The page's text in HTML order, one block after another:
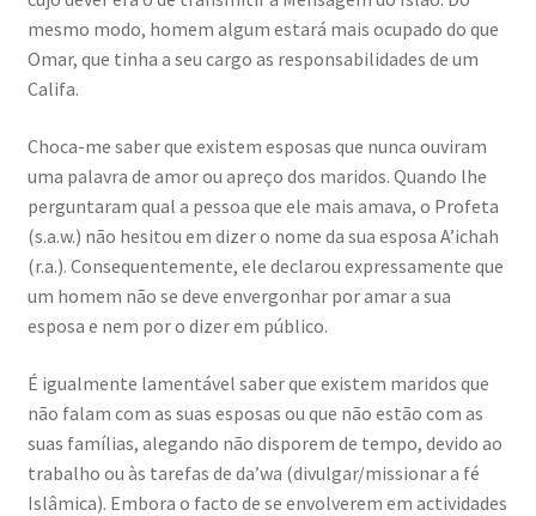
mesmo modo, homem algum estará mais ocupado do que
Omar, que tinha a seu cargo as responsabilidades de um
Califa.
Choca-me saber que existem esposas que nunca ouviram
uma palavra de amor ou apreço dos maridos. Quando lhe
perguntaram qual a pessoa que ele mais amava, o Profeta
(s.a.w.) não hesitou em dizer o nome da sua esposa A’ichah
(r.a.). Consequentemente, ele declarou expressamente que
um homem não se deve envergonhar por amar a sua
esposa e nem por o dizer em público.
É igualmente lamentável saber que existem maridos que
não falam com as suas esposas ou que não estão com as
suas famílias, alegando não disporem de tempo, devido ao
trabalho ou às tarefas de da’wa (divulgar/missionar a fé
Islâmica). Embora o facto de se envolverem em actividades